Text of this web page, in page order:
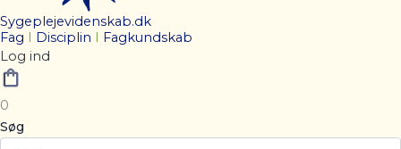
Sygeplejevidenskab.dk
Fag
Disciplin
Fagkundskab
Log ind
0
Søg